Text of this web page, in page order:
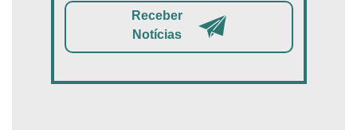
Receber
Notícias